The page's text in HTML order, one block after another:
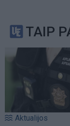
TAIP
Aktualijos